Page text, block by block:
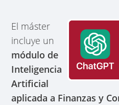
El máster
incluye un
módulo de
Inteligencia
Artificial
aplicada a Finanzas y